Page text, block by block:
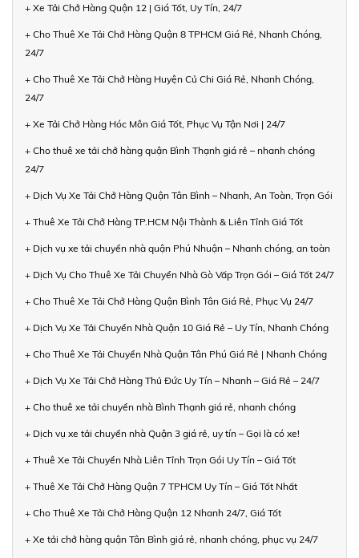
+ Xe Tải Chở Hàng Quận 12 | Giá Tốt, Uy Tín, 24/7
+ Cho Thuê Xe Tải Chở Hàng Quận 8 TPHCM Giá Rẻ, Nhanh Chóng,
24/7
+ Cho Thuê Xe Tải Chở Hàng Huyện Củ Chi Giá Rẻ, Nhanh Chóng,
24/7
+ Xe Tải Chở Hàng Hóc Môn Giá Tốt, Phục Vụ Tận Nơi | 24/7
+ Cho thuê xe tải chở hàng quận Bình Thạnh giá rẻ – nhanh chóng
24/7
+ Dịch Vụ Xe Tải Chở Hàng Quận Tân Bình – Nhanh, An Toàn, Trọn Gói
+ Thuê Xe Tải Chở Hàng TP.HCM Nội Thành & Liên Tỉnh Giá Tốt
+ Dịch vụ xe tải chuyển nhà quận Phú Nhuận – Nhanh chóng, an toàn
+ Dịch Vụ Cho Thuê Xe Tải Chuyển Nhà Gò Vấp Trọn Gói – Giá Tốt 24/7
+ Cho Thuê Xe Tải Chở Hàng Quận Bình Tân Giá Rẻ, Phục Vụ 24/7
+ Dịch Vụ Xe Tải Chuyển Nhà Quận 10 Giá Rẻ – Uy Tín, Nhanh Chóng
+ Cho Thuê Xe Tải Chuyển Nhà Quận Tân Phú Giá Rẻ | Nhanh Chóng
+ Dịch Vụ Xe Tải Chở Hàng Thủ Đức Uy Tín – Nhanh – Giá Rẻ – 24/7
+ Cho thuê xe tải chuyển nhà Bình Thạnh giá rẻ, nhanh chóng
+ Dịch vụ xe tải chuyển nhà Quận 3 giá rẻ, uy tín – Gọi là có xe!
+ Thuê Xe Tải Chuyển Nhà Liên Tỉnh Trọn Gói Uy Tín – Giá Tốt
+ Thuê Xe Tải Chở Hàng Quận 7 TPHCM Uy Tín – Giá Tốt Nhất
+ Cho Thuê Xe Tải Chở Hàng Quận 12 Nhanh 24/7, Giá Tốt
+ Xe tải chở hàng quận Tân Bình giá rẻ, nhanh chóng, phục vụ 24/7